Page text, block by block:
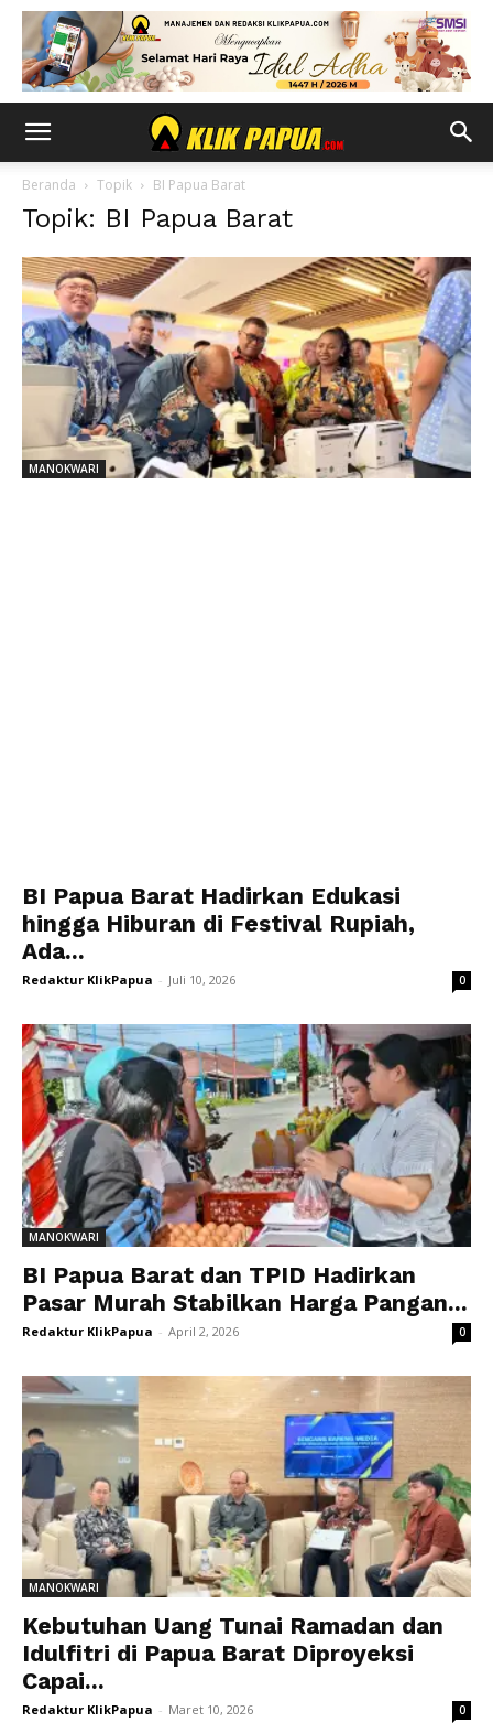
Beranda Topik BI Papua Barat
Topik: BI Papua Barat
MANOKWARI
BI Papua Barat Hadirkan Edukasi
hingga Hiburan di Festival Rupiah,
Ada...
Redaktur KlikPapua - Juli 10, 2026 0
MANOKWARI
BI Papua Barat dan TPID Hadirkan
Pasar Murah Stabilkan Harga Pangan...
Redaktur KlikPapua - April 2, 2026 0
MANOKWARI
Kebutuhan Uang Tunai Ramadan dan
Idulfitri di Papua Barat Diproyeksi
Capai...
Redaktur KlikPapua - Maret 10, 2026 0